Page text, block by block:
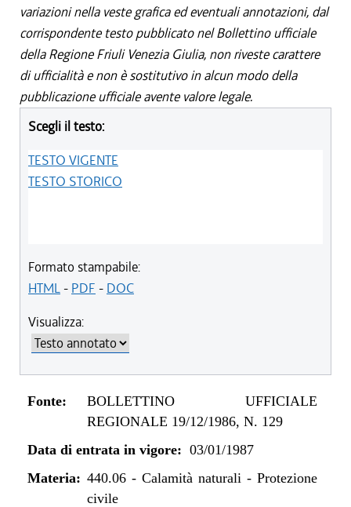
variazioni nella veste grafica ed eventuali annotazioni, dal
corrispondente testo pubblicato nel Bollettino ufficiale
della Regione Friuli Venezia Giulia, non riveste carattere
di ufficialità e non è sostitutivo in alcun modo della
pubblicazione ufficiale avente valore legale.
Scegli il testo:
TESTO VIGENTE
TESTO STORICO
Formato stampabile:
HTML- PDF - DOC
Visualizza:
Fonte:
BOLLETTINO UFFICIALE
REGIONALE 19/12/1986, N. 129
Data di entrata in vigore: 03/01/1987
Materia: 440.06- Calamità naturali - Protezione
civile